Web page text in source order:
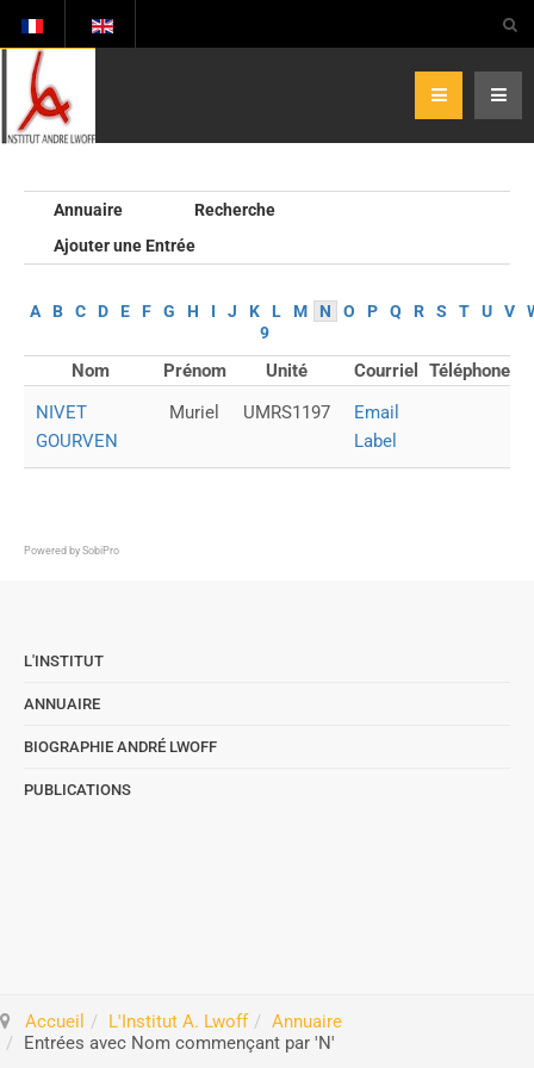
Annuaire
Recherche
Ajouter une Entrée
A B C D E F G H I J K L M N O P Q R S T U V
9
Nom Prénom Unité Courriel
Téléphone
NIVET
GOURVEN
Muriel UMRS1197
Email
Label
Powered by SobiPro
L'INSTITUT
ANNUAIRE
BIOGRAPHIE ANDRÉ LWOFF
PUBLICATIONS
Accueil L'Institut A. Lwoff
Annuaire
Entrées avec Nom commençant par 'N'